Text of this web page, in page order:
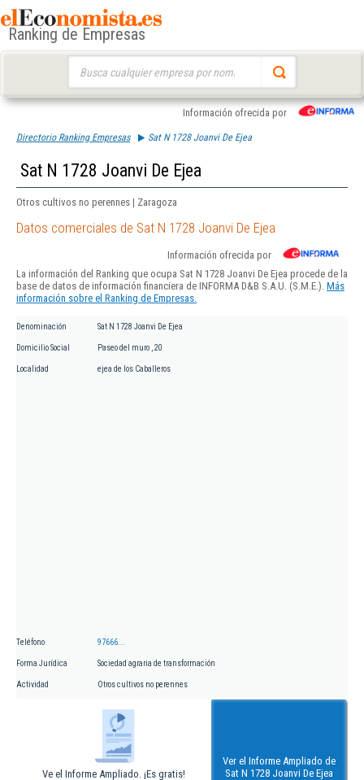
Ranking de Empresas
Información ofrecida por
Directorio Ranking Empresas Sat N 1728 Joanvi De Ejea
Sat N 1728 Joanvi De Ejea
Otros cultivos no perennes | Zaragoza
Datos comerciales de Sat N 1728 Joanvi De Ejea
Información ofrecida por
La información del Ranking que ocupa Sat N 1728 Joanvi De Ejea procede de la
base de datos de información financiera de INFORMA D&B S.A.U. (S.M.E.). Más
información sobre el Ranking de Empresas.
Denominación Sat N 1728 Joanvi De Ejea
Domicilio Social Paseo del muro , 20
Localidad ejea de los Caballeros
Teléfono 97666...
Forma Jurídica Sociedad agraria de transformación
Actividad Otros cultivos no perennes
Ve el Informe Ampliado. ¡Es gratis!
Ver el Informe Ampliado de
Sat N 1728 Joanvi De Ejea